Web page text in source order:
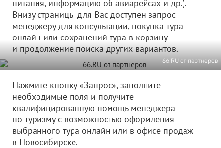
питания, информацию об авиарейсах и др.).
Внизу страницы для Вас доступен запрос
менеджеру для консультации, покупка тура
онлайн или сохранений тура в корзину
и продолжение поиска других вариантов.
66.RU от партнеров
Нажмите кнопку «Запрос», заполните
необходимые поля и получите
квалифицированную помощь менеджера
по туризму с возможностью оформления
выбранного тура онлайн или в офисе продаж
в Новосибирске.